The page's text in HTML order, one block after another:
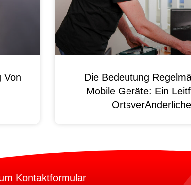
Von
Die Bedeutung
Mobile Geräte: Ein
Kontaktformular